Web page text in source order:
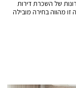
של השכרת דירות
מהווה בחירה מובילה